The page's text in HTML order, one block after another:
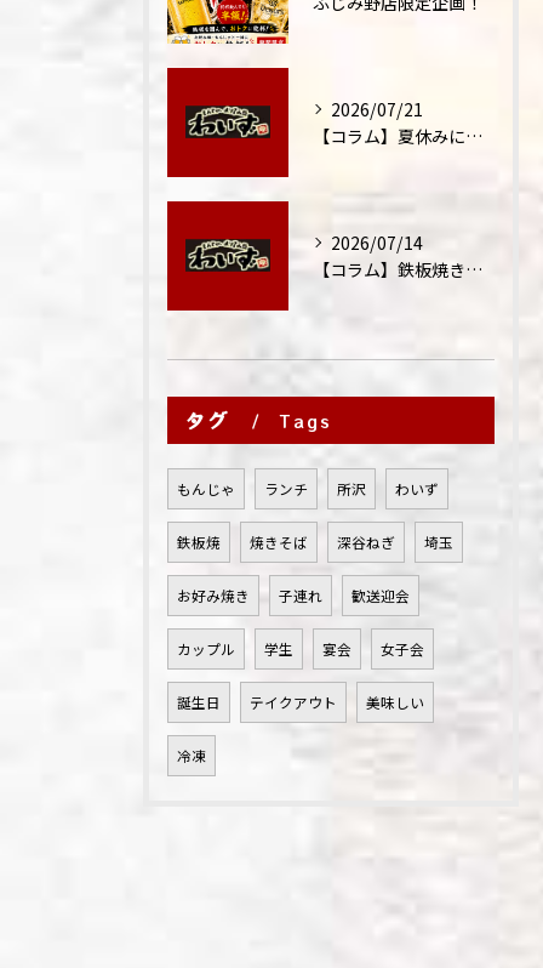
2026/07/21
【コラム】夏休みに家族外食が増える理由
2026/07/14
【コラム】鉄板焼きが"コミュニケーション飯"と呼ばれる理由
タグ Tags
もんじゃ ランチ 所沢 わいず
鉄板焼 焼きそば 深谷ねぎ 埼玉
お好み焼き 子連れ 歓送迎会
カップル 学生 宴会 女子会
誕生日 テイクアウト 美味しい
冷凍